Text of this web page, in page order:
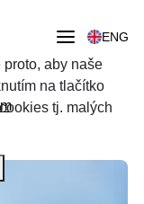
ENG
aby naše
na tlačítko
tj. malých